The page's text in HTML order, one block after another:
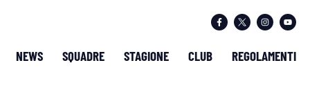
NEWS SQUADRE STAGIONE CLUB REGOLAMENTI